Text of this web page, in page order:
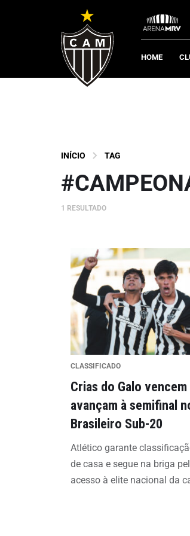
HOME
INÍCIO TAG
1 RESULTADO
CLASSIFICADO
Crias do Galo vencem
avançam à semifinal
Brasileiro Sub-20
Atlético garante
de casa e segue na briga
acesso à elite nacional da